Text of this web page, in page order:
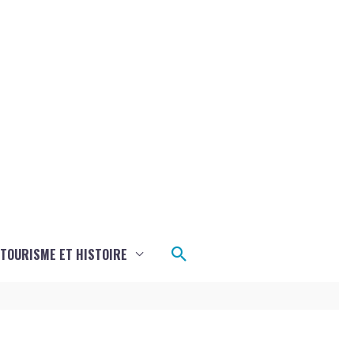
TOURISME ET HISTOIRE Rechercher